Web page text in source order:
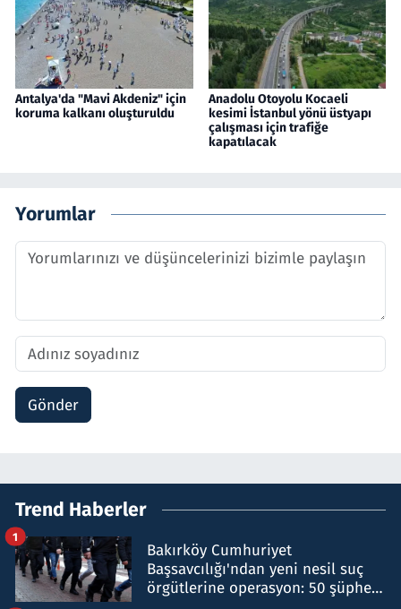
Antalya'da "Mavi Akdeniz" için
koruma kalkanı oluşturuldu
Anadolu Otoyolu Kocaeli
kesimi İstanbul yönü üstyapı
çalışması için trafiğe
kapatılacak
Yorumlar
Gönder
Trend Haberler
Bakırköy Cumhuriyet
Başsavcılığı'ndan yeni nesil suç
örgütlerine operasyon: 50 şüpheli
1